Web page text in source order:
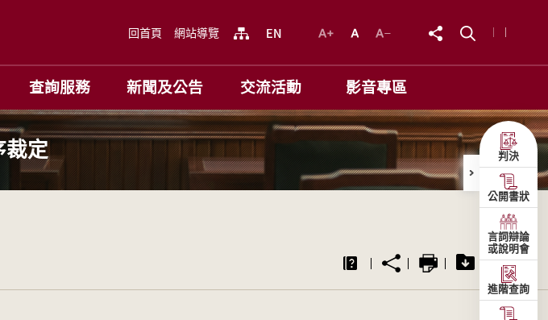
回首頁 網站導覽
查詢服務 新聞及公告 交流活動 影音專區
裁定 判決
公開書狀
言詞辯論
或說明會
進階查詢